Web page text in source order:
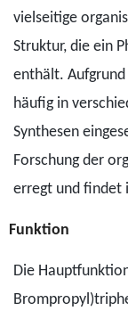
vielseitige
Struktur, die ein
enthält.
häufig in
Synthesen
Forschung der
erregt und findet
Funktion
Die